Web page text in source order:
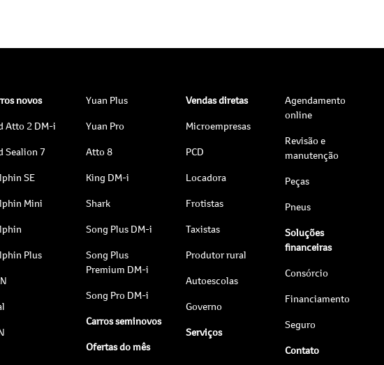
novos
Atto 2 DM-i
Sealion 7
SE
Mini
Plus
Yuan Plus
Yuan Pro
Atto 8
King DM-i
Shark
Song Plus DM-i
Song Plus
Premium DM-i
Song Pro DM-i
Carros seminovos
Ofertas do mês
Vendas diretas
Microempresas
PCD
Locadora
Frotistas
Taxistas
Produtor rural
Autoescolas
Governo
Serviços
Agendamento
online
Revisão e
manutenção
Peças
Pneus
Soluções
financeiras
Consórcio
Financiamento
Seguro
Contato